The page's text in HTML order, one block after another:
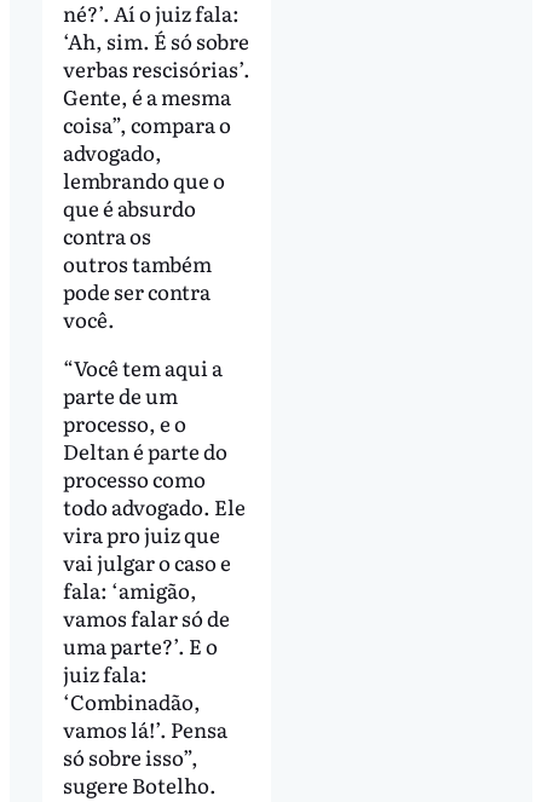
né?’. Aí o juiz fala:
‘Ah, sim. É só sobre
verbas rescisórias’.
Gente, é a mesma
coisa”, compara o
advogado,
lembrando que o
que é absurdo
contra os
outros também
pode ser contra
você.
“Você tem aqui a
parte de um
processo, e o
Deltan é parte do
processo como
todo advogado. Ele
vira pro juiz que
vai julgar o caso e
fala: ‘amigão,
vamos falar só de
uma parte?’. E o
juiz fala:
‘Combinadão,
vamos lá!’. Pensa
só sobre isso”,
sugere Botelho.